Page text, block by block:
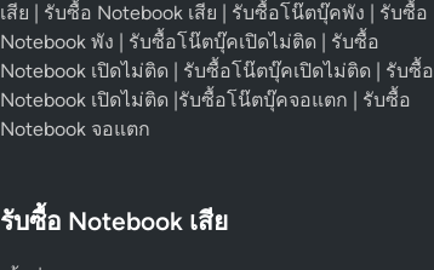
เสีย | รับซื้อ Notebook เสีย | รับซื้อโน๊ตบุ๊คพัง | รับซื้อ
Notebook พัง | รับซื้อโน๊ตบุ๊คเปิดไม่ติด | รับซื้อ
Notebook เปิดไม่ติด | รับซื้อโน๊ตบุ๊คเปิดไม่ติด | รับซื้อ
Notebook เปิดไม่ติด |รับซื้อโน๊ตบุ๊คจอแตก | รับซื้อ
Notebook จอแตก
รับซื้อ Notebook เสีย